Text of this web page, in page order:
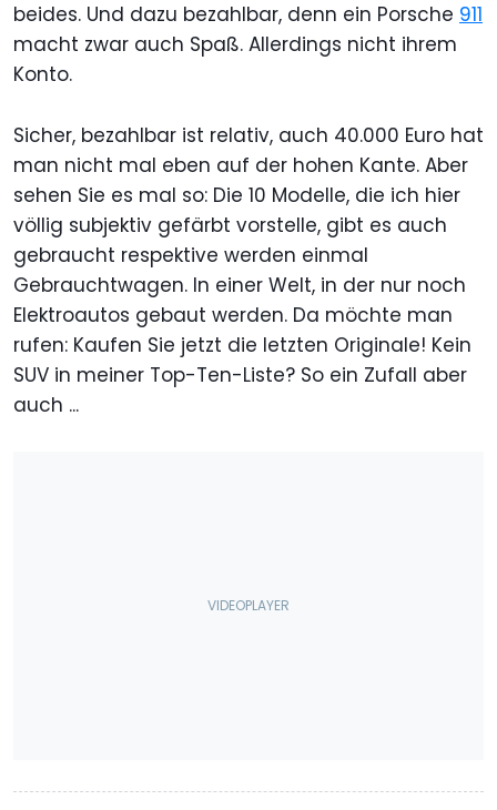
beides. Und dazu bezahlbar, denn ein Porsche 911
macht zwar auch Spaß. Allerdings nicht ihrem
Konto.
Sicher, bezahlbar ist relativ, auch 40.000 Euro hat
man nicht mal eben auf der hohen Kante. Aber
sehen Sie es mal so: Die 10 Modelle, die ich hier
völlig subjektiv gefärbt vorstelle, gibt es auch
gebraucht respektive werden einmal
Gebrauchtwagen. In einer Welt, in der nur noch
Elektroautos gebaut werden. Da möchte man
rufen: Kaufen Sie jetzt die letzten Originale! Kein
SUV in meiner Top-Ten-Liste? So ein Zufall aber
auch ...